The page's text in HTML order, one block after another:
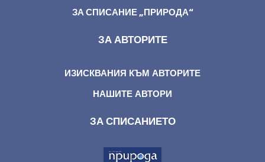
ЗА СПИСАНИЕ „ПРИРОДА“
ЗА АВТОРИТЕ
ИЗИСКВАНИЯ КЪМ АВТОРИТЕ
НАШИТЕ АВТОРИ
ЗА СПИСАНИЕТО